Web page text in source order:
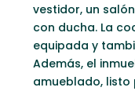
vestidor, un
con ducha. La
equipada y
Además, el
amueblado, listo